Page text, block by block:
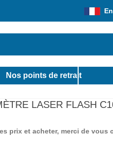
Nos points de retrait
LASER FLASH
prix et acheter, merci de vous